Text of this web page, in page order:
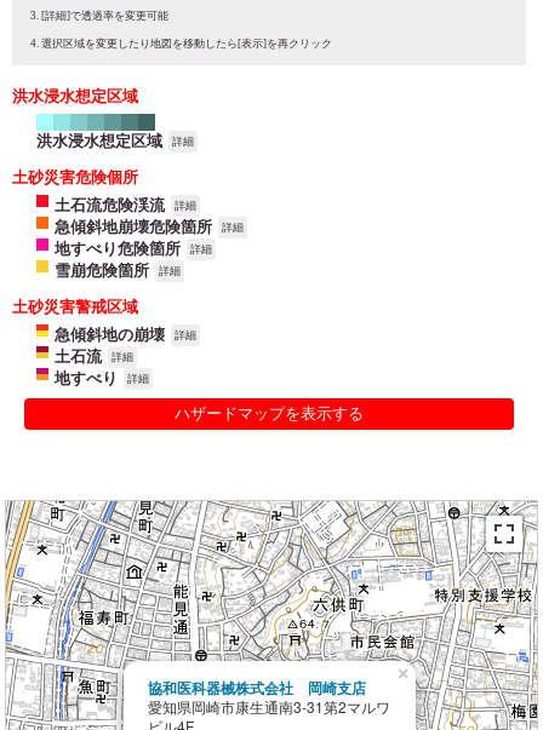
[詳細]で透過率を変更可能
選択区域を変更したり地図を移動したら[表示]を再クリック
洪水浸水想定区域
洪水浸水想定区域 詳細
土砂災害危険個所
土石流危険渓流
詳細
急傾斜地崩壊危険箇所 詳細
地すべり危険箇所 詳細
雪崩危険箇所 詳細
土砂災害警戒区域
急傾斜地の崩壊
詳細
土石流 詳細
地すべり 詳細
ハザードマップを表示する
協和医科器械株式会社 岡崎支店
愛知県岡崎市康生通南3-31第2マルワ
ビル4F
×